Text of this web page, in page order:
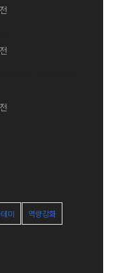
미 역량강화